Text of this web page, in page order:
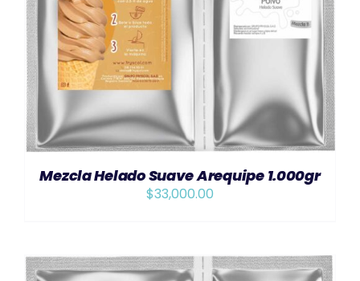
Mezcla Helado Suave Arequipe 1.000gr
$33,000.00